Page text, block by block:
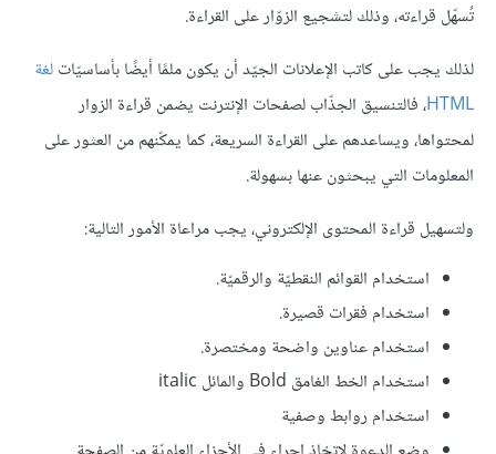
تُسهّل قراءته، وذلك لتشجيع الزوّار على القراءة.
لذلك يجب على كاتب الإعلانات الجيّد أن يكون ملمًا أيضًا بأساسيّاتلغة
HTML، فالتنسيق الجذّاب لصفحات الإنترنت يضمن قراءة الزوار
لمحتواها، ويساعدهم على القراءة السريعة، كما يمكّنهم من العثور على
المعلومات التي يبحثون عنها بسهولة.
ولتسهيل قراءة المحتوى الإلكتروني، يجب مراعاة الأمور التالية:
استخدام القوائم النقطيّة والرقميّة.
استخدام فقرات قصيرة.
استخدام عناوين واضحة ومختصرة.
استخدام الخط الغامق Bold والمائل italic
استخدام روابط وصفية